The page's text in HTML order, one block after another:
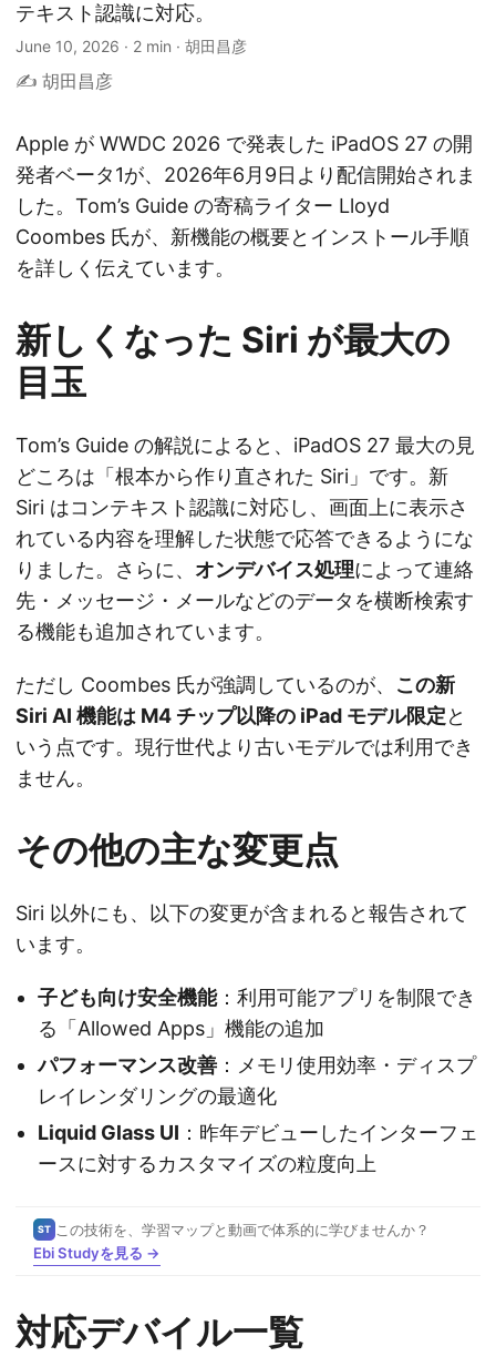
テキスト認識に対応。
June 10, 2026 · 2 min · 胡田昌彦
✍️ 胡田昌彦
Apple が WWDC 2026 で発表した iPadOS 27 の開
発者ベータ1が、2026年6月9日より配信開始されま
した。Tom’s Guide の寄稿ライター Lloyd
Coombes 氏が、新機能の概要とインストール手順
を詳しく伝えています。
新しくなった Siri が最大の
目玉
Tom’s Guide の解説によると、iPadOS 27 最大の見
どころは「根本から作り直された Siri」です。新
Siri はコンテキスト認識に対応し、画面上に表示さ
れている内容を理解した状態で応答できるようにな
りました。さらに、 オンデバイス処理によって連絡
先・メッセージ・メールなどのデータを横断検索す
る機能も追加されています。
ただし Coombes 氏が強調しているのが、 この新
Siri AI 機能は M4 チップ以降の iPad モデル限定と
いう点です。現行世代より古いモデルでは利用でき
ません。
その他の主な変更点
Siri 以外にも、以下の変更が含まれると報告されて
います。
子ども向け安全機能：利用可能アプリを制限でき
る「Allowed Apps」機能の追加
パフォーマンス改善 ：メモリ使用効率・ディスプ
レイレンダリングの最適化
Liquid Glass UI ：昨年デビューしたインターフェ
ースに対するカスタマイズの粒度向上
ST
この技術を、学習マップと動画で体系的に学びませんか？
Ebi Studyを見る →
対応デバイル一覧